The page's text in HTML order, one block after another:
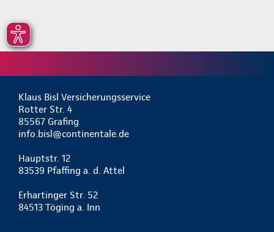
Klaus Bisl Versicherungsservice
Rotter Str. 4
85567 Grafing
info.bisl@continentale.de
Hauptstr. 12
83539 Pfaffing a. d. Attel
Erhartinger Str. 52
84513 Töging a. Inn